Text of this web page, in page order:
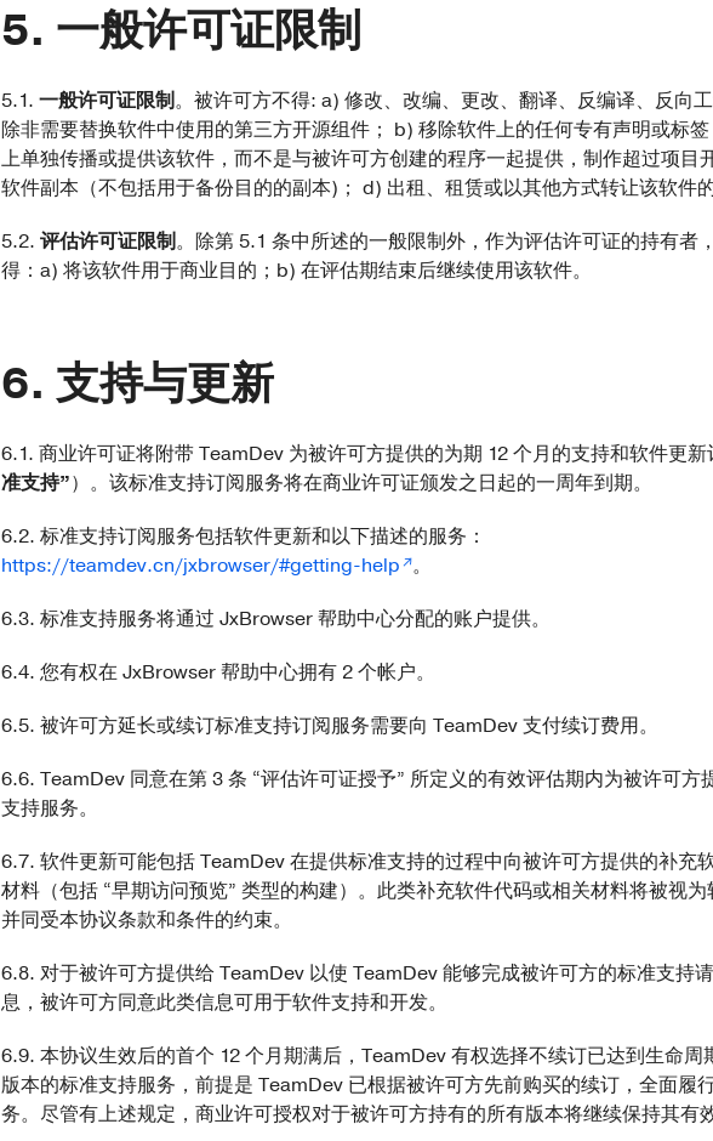
一般许可证限制
5.1. 一般许可证限制。被许可方不得: a) 修改、改编、更改、翻译、反编译、反向
除非需要替换软件中使用的第三方开源组件； b) 移除软件上的任何专有声明或标
上单独传播或提供该软件，而不是与被许可方创建的程序一起提供，制作超过项目
软件副本（不包括用于备份目的的副本)； d) 出租、租赁或以其他方式转让该软件的
5.2. 评估许可证限制。除第 5.1 条中所述的一般限制外，作为评估许可证的持有者
得：a) 将该软件用于商业目的；b) 在评估期结束后继续使用该软件。
支持与更新
6.1. 商业许可证将附带 TeamDev 为被许可方提供的为期 12 个月的支持和软件更新
准支持”）。该标准支持订阅服务将在商业许可证颁发之日起的一周年到期。
6.2. 标准支持订阅服务包括软件更新和以下描述的服务：
https://teamdev.cn/jxbrowser/#getting-help 。
6.3. 标准支持服务将通过 JxBrowser 帮助中心分配的账户提供。
6.4. 您有权在 JxBrowser 帮助中心拥有 2 个帐户。
6.5. 被许可方延长或续订标准支持订阅服务需要向 TeamDev 支付续订费用。
6.6. TeamDev 同意在第 3 条 “评估许可证授予” 所定义的有效评估期内为被许可方
支持服务。
6.7. 软件更新可能包括 TeamDev 在提供标准支持的过程中向被许可方提供的补充
材料（包括 “早期访问预览” 类型的构建）。此类补充软件代码或相关材料将被视为
并同受本协议条款和条件的约束。
6.8. 对于被许可方提供给 TeamDev 以使 TeamDev 能够完成被许可方的标准支持
息，被许可方同意此类信息可用于软件支持和开发。
6.9. 本协议生效后的首个 12 个月期满后，TeamDev 有权选择不续订已达到生命周
版本的标准支持服务，前提是 TeamDev 已根据被许可方先前购买的续订，全面履
务。尽管有上述规定，商业许可授权对于被许可方持有的所有版本将继续保持其有效